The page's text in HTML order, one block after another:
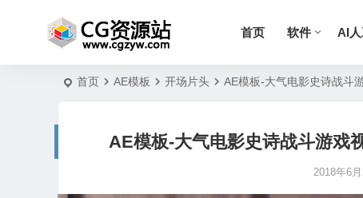
首页 软件 AI
首页 AE模板 开场片头 AE模板-大气电影史诗战斗
AE模板-大气电影史诗战斗游
2018年6